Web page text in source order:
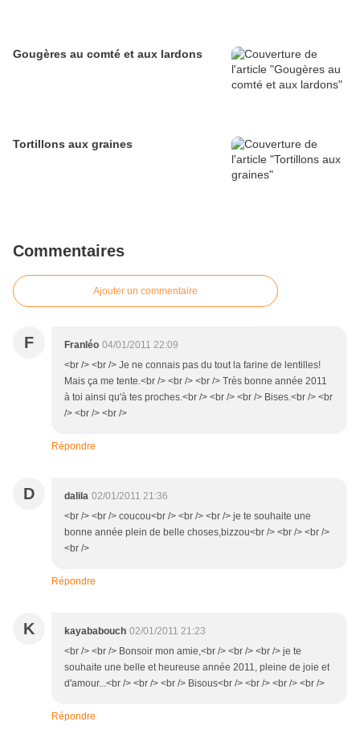
Gougères au comté et aux lardons
Tortillons aux graines
Commentaires
Ajouter un commentaire
F Franléo 04/01/2011 22:09
<br /> <br /> Je ne connais pas du tout la farine de lentilles!
Mais ça me tente.<br /> <br /> <br /> Très bonne année 2011
à toi ainsi qu'à tes proches.<br /> <br /> <br /> Bises.<br /> <br
/> <br /> <br />
Répondre
D dalila 02/01/2011 21:36
<br /> <br /> coucou<br /> <br /> <br /> je te souhaite une
bonne année plein de belle choses,bizzou<br /> <br /> <br />
<br />
Répondre
K kayababouch 02/01/2011 21:23
<br /> <br /> Bonsoir mon amie,<br /> <br /> <br /> je te
souhaite une belle et heureuse année 2011, pleine de joie et
d'amour...<br /> <br /> <br /> Bisous<br /> <br /> <br /> <br />
Répondre